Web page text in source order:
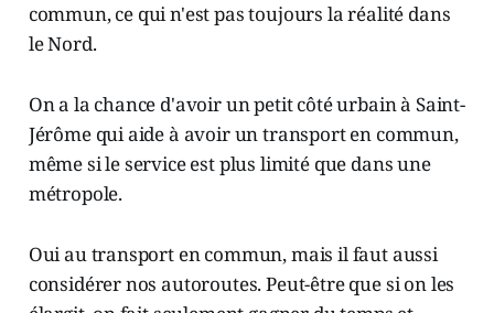
commun, ce qui n'est pas toujours la réalité dans
le Nord.
On a la chance d'avoir un petit côté urbain à Saint-
Jérôme qui aide à avoir un transport en commun,
même si le service est plus limité que dans une
métropole.
Oui au transport en commun, mais il faut aussi
considérer nos autoroutes. Peut-être que si on les